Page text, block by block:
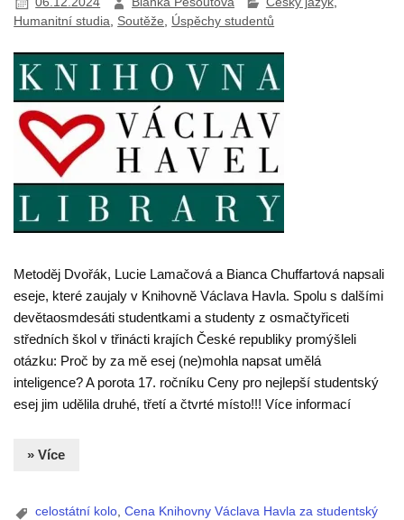
Humanitní studia
Soutěže Úspěchy studentů
Metoděj Dvořák, Lucie Lamačová a Bianca Chuffartová napsali
eseje, které zaujaly v Knihovně Václava Havla. Spolu s dalšími
devětaosmdesáti studentkami a studenty z osmačtyřiceti
středních škol v třinácti krajích České republiky promýšleli
otázku: Proč by za mě esej (ne)mohla napsat umělá
inteligence? A porota 17. ročníku Ceny pro nejlepší studentský
esej jim udělila druhé, třetí a čtvrté místo!!! Více informací
» Více
celostátní kolo,Cena Knihovny Václava Havla za studentský